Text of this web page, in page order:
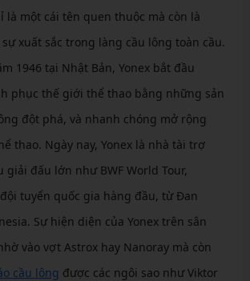
là một cái tên quen thuộc mà còn là
xuất sắc trong làng cầu lông toàn cầu.
1946 tại Nhật Bản, Yonex bắt đầu
phục thế giới thể thao bằng những sản
đột phá, và nhanh chóng mở rộng
thao. Ngày nay, Yonex là nhà tài trợ
giải đấu lớn như BWF World Tour,
tuyển quốc gia hàng đầu, từ Đan
Sự hiện diện của Yonex trên sân
vào vợt Astrox hay Nanoray mà còn
cầu lông được các ngôi sao như Viktor